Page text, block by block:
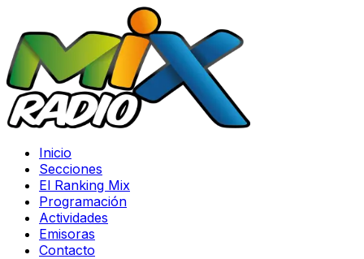
Inicio
Secciones
El Ranking Mix
Programación
Actividades
Emisoras
Contacto